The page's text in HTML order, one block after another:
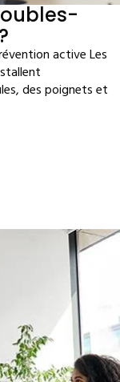
active Les
des poignets et